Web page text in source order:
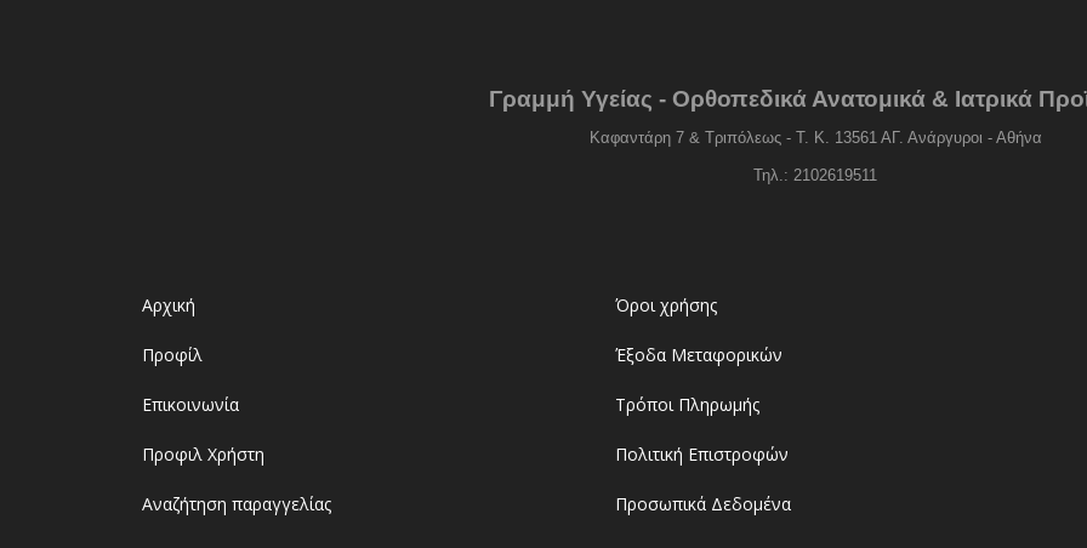
Γραμμή Υγείας - Ορθοπεδικά Ανατομικά & Ιατρικά
Καφαντάρη 7 & Τριπόλεως - Τ. Κ. 13561 ΑΓ. Ανάργυροι - Αθήνα
Τηλ.: 2102619511
Αρχική
Προφίλ
Επικοινωνία
Προφιλ Χρήστη
Αναζήτηση παραγγελίας
Όροι χρήσης
Έξοδα Μεταφορικών
Τρόποι Πληρωμής
Πολιτική Επιστροφών
Προσωπικά Δεδομένα